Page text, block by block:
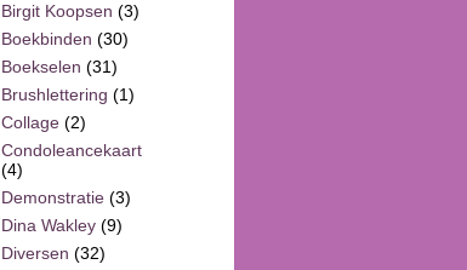
Birgit Koopsen (3)
Boekbinden (30)
Boekselen (31)
Brushlettering (1)
Collage (2)
Condoleancekaart
(4)
Demonstratie (3)
Dina Wakley (9)
Diversen (32)